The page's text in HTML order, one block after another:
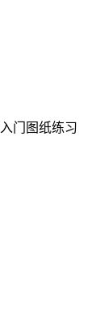
门图纸练习